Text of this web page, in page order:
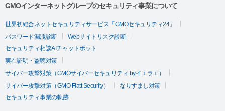
GMOインターネットグループのセキュリティ事業について
世界初総合ネットセキュリティサービス「GMOセキュリティ24」
パスワード漏洩診断
Webサイトリスク診断
セキュリティ相談AIチャットボット
実在証明・盗聴対策
サイバー攻撃対策（GMOサイバーセキュリティ byイエラエ）
サイバー攻撃対策（GMO Flatt Security）
なりすまし対策
セキュリティ事業の軌跡